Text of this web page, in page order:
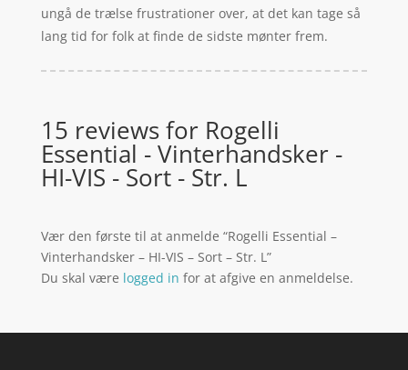
ungå de trælse frustrationer over, at det kan tage så
lang tid for folk at finde de sidste mønter frem.
15 reviews for Rogelli
Essential - Vinterhandsker -
HI-VIS - Sort - Str. L
Vær den første til at anmelde “Rogelli Essential –
Vinterhandsker – HI-VIS – Sort – Str. L”
Du skal være logged in for at afgive en anmeldelse.